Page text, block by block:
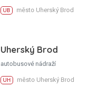
UB město Uherský Brod
Uherský Brod
autobusové nádraží
UH město Uherský Brod